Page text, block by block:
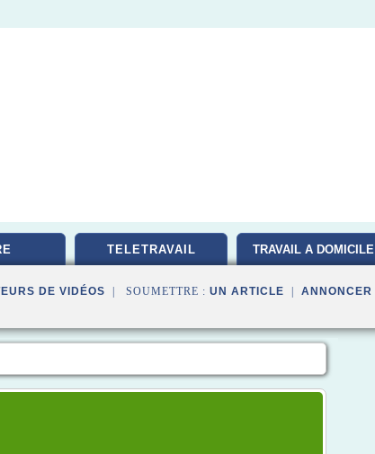
TELETRAVAIL TRAVAIL A DOMICILE
DE VIDÉOS | SOUMETTRE : UN ARTICLE ANNONCER